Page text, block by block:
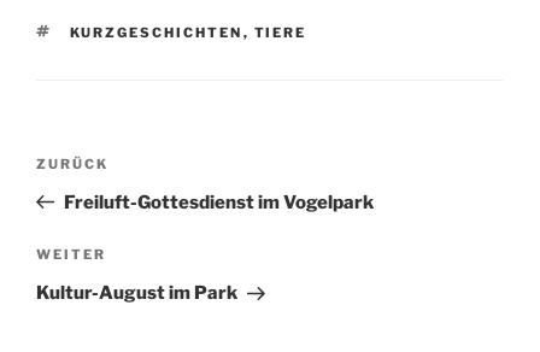
SCHLAGWÖRTER
KURZGESCHICHTEN , TIERE
Beitragsnavigation
Vorheriger
Beitrag
ZURÜCK
Freiluft-Gottesdienst im Vogelpark
Nächster
Beitrag
WEITER
Kultur-August im Park